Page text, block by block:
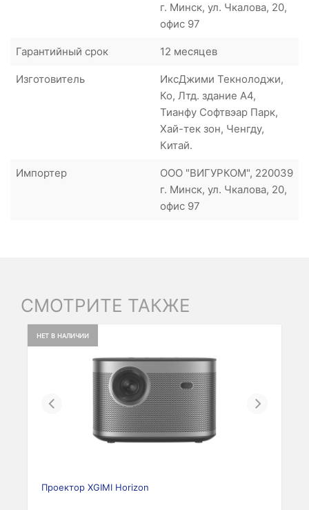
г. Минск, ул. Чкалова, 20,
офис 97
Гарантийный срок 12 месяцев
Изготовитель
ИксДжими Текнолоджи,
Ко, Лтд. здание А4,
Тианфу Софтвэар Парк,
Хай-тек зон, Ченгду,
Китай.
Импортер
ООО "ВИГУРКОМ", 220039
г. Минск, ул. Чкалова, 20,
офис 97
СМОТРИТЕ ТАКЖЕ
НЕТ В НАЛИЧИИ
Previous Next
Проектор XGIMI Horizon